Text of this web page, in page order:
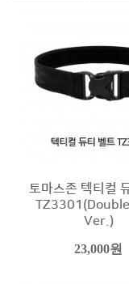
토마스존 텍티컬
Ver.)
23,000원